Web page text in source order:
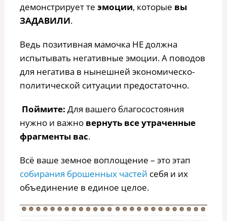
демонстрирует те эмоции, которые вы
ЗАДАВИЛИ.
Ведь позитивная мамочка НЕ должна
испытывать негативные эмоции. А поводов
для негатива в нынешней экономическо-
политической ситуации предостаточно.
Поймите: Для вашего благосостояния
нужно и важно вернуть все утраченные
фрагменты вас.
Всё ваше земное воплощение – это этап
собирания брошенных частей себя и их
объединение в единое целое.